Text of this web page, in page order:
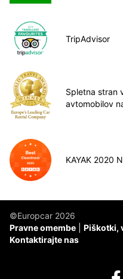
TripAdvisor
Spletna stran
avtomobilov
KAYAK 2020
©Europcar 2026
Pravne omembe
Piškotki,
Kontaktirajte nas